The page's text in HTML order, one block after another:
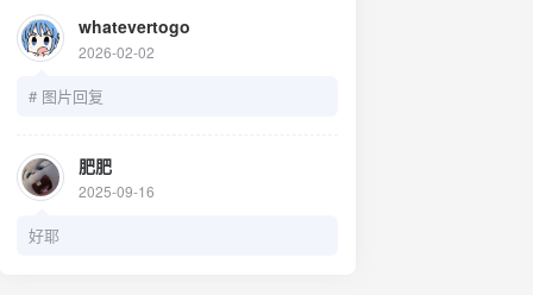
.jpg头像：
https://pj.hooskai.top/assets/images/avatar
whatevertogo
2026-02-02
# 图片回复
肥肥
2025-09-16
好耶